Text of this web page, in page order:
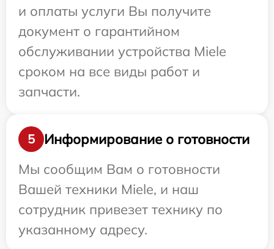
и оплаты услуги Вы получите
документ о гарантийном
обслуживании устройства Miele
сроком на все виды работ и
запчасти.
5
Информирование о готовности
Мы сообщим Вам о готовности
Вашей техники Miele, и наш
сотрудник привезет технику по
указанному адресу.